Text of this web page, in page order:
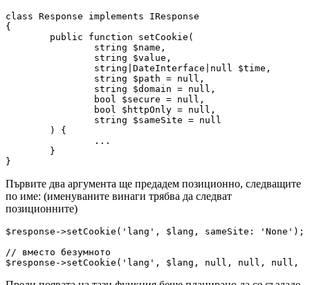
class Response implements IResponse
{
Първите два аргумента ще предадем позиционно, следващите
по име: (именуваните винаги трябва да следват
позиционните)
$response->setCookie('lang', $lang, sameSite: 'None');
// вместо безумното